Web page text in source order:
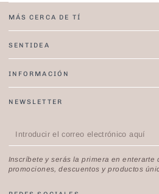
MÁS CERCA DE TÍ
SENTIDEA
INFORMACIÓN
NEWSLETTER
Introducir
correo
Inscríbete y serás la primera en enterarte
promociones, descuentos y productos